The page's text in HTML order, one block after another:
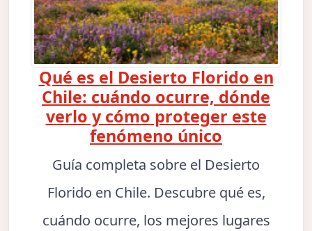
Qué es el Desierto Florido en
Chile: cuándo ocurre, dónde
verlo y cómo proteger este
fenómeno único
Guía completa sobre el Desierto
Florido en Chile. Descubre qué es,
cuándo ocurre, los mejores lugares